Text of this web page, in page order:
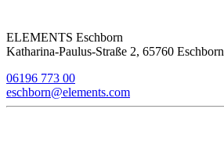
ELEMENTS Eschborn
Katharina-Paulus-Straße 2, 65760 Eschborn
06196 773 00
eschborn@elements.com